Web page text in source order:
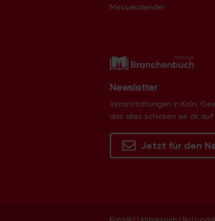
Messekalender
Newsletter
Veranstaltungen in Köln,
das alles schicken wir dir
Jetzt für den
Kontakt | Impressum |